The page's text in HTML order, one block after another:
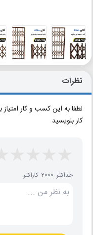
نظرات
لطفا به این کسب و کار
کار بنویسید
حداکثر 2000 کاراکتر